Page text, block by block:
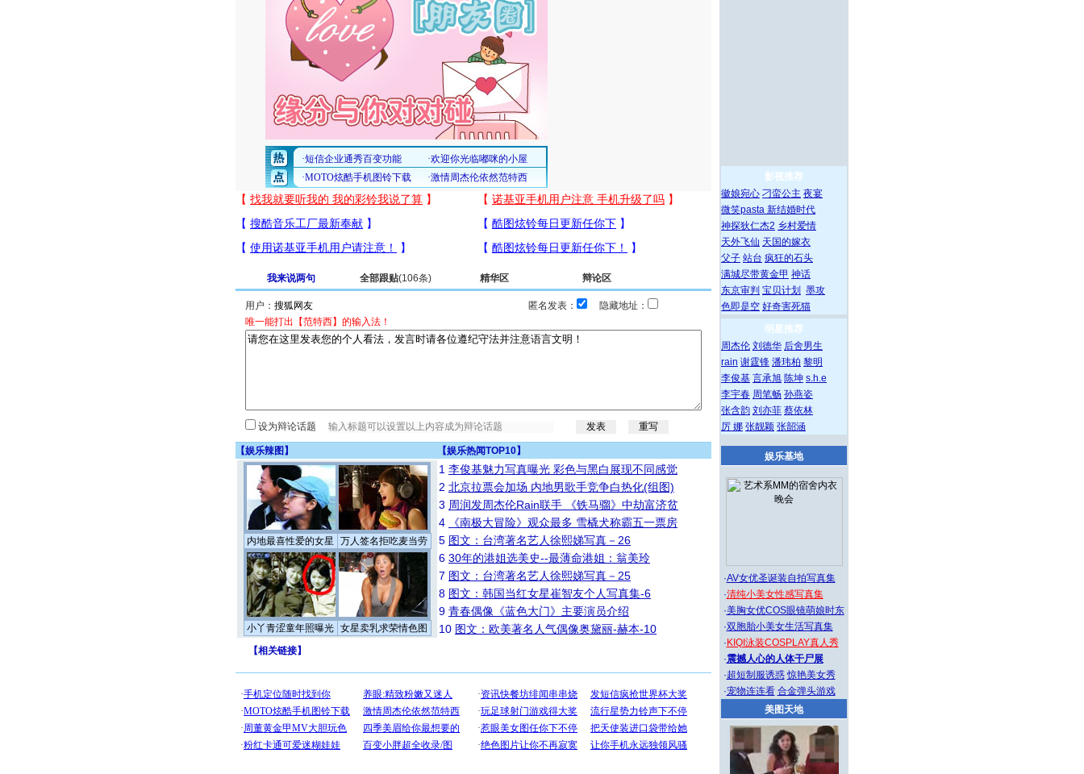
我来说两句 全部跟贴(106条) 精华区 辩论区
用户： 匿名发表：
隐藏地址：
唯一能打出【范特西】的输入法！
设为辩论话题
【娱乐辣图 】 【娱乐热闻TOP10】
内地最喜性爱的女星 万人签名拒吃麦当劳
小丫青涩童年照曝光 女星卖乳求荣情色图
1 李俊基魅力写真曝光 彩色与黑白展现不同感觉
2 北京拉票会加场 内地男歌手竞争白热化(组图)
3 周润发周杰伦Rain联手 《铁马骝》中劫富济贫
4
《南极大冒险》观众最多 雪橇犬称霸五一票房
5 图文：台湾著名艺人徐熙娣写真－26
6 30年的港姐选美史--最薄命港姐：翁美玲
7 图文：台湾著名艺人徐熙娣写真－25
8 图文：韩国当红女星崔智友个人写真集-6
9 青春偶像《蓝色大门》主要演员介绍
10 图文：欧美著名人气偶像奥黛丽-赫本-10
【相关链接】
影视推荐
徽娘宛心 刁蛮公主 夜宴
微笑pasta 新结婚时代
神探狄仁杰2 乡村爱情
天外飞仙 天国的嫁衣
父子 站台 疯狂的石头
满城尽带黄金甲 神话
东京审判 宝贝计划
墨攻
色即是空 好奇害死猫
明星推荐
周杰伦 刘德华 后舍男生
rain 谢霆锋 潘玮柏 黎明
李俊基 言承旭 陈坤 s.h.e
李宇春 周笔畅 孙燕姿
张含韵 刘亦菲 蔡依林
厉 娜 张靓颖 张韶涵
娱乐基地
·AV女优圣诞装自拍写真集
·清纯小美女性感写真集
·美胸女优COS眼镜萌娘时东
·双胞胎小美女生活写真集
· KIQI泳装COSPLAY真人秀
·震撼人心的人体干尸展
·超短制服诱惑 惊艳美女秀
·宠物连连看 合金弹头游戏
美图天地